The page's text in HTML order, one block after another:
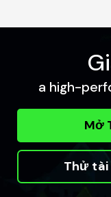
a high-
Mở
Thử tài